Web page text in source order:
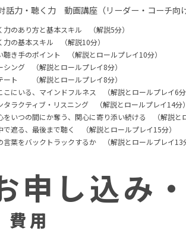
話力・聴く力 動画講座（リーダー・コーチ向
力のあり方と基本スキル （解説5分）
力の基本スキル （解説10分）
聴き手のポイント （解説とロールプレイ10分）
シング （解説とロールプレイ8分）
ート （解説とロールプレイ8分）
こにいる、マインドフルネス （解説とロールプレイ6分
タラクティブ・リスニング （解説とロールプレイ14分）
をいつの間にか奪う、関心に寄り添い続ける （解説と
で遮る、最後まで聴く （解説とロールプレイ15分）
言葉をバックトラックするか （解説とロールプレイ13
申し込み
費用